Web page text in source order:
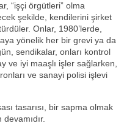
“işçi örgütleri” olma
şekilde, kendilerini şirket
Onlar, 1980’lerde,
yönelik her bir grevi ya da
sendikalar, onları kontrol
ve iyi maaşlı işler sağlarken,
ve sanayi polisi işlevi
tasarısı, bir sapma olmak